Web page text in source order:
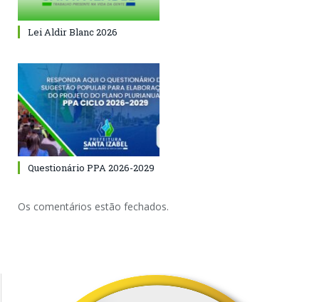
Lei Aldir Blanc 2026
Questionário PPA 2026-2029
Os comentários estão fechados.